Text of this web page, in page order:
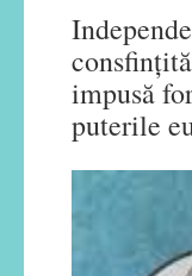
impusă
puterile